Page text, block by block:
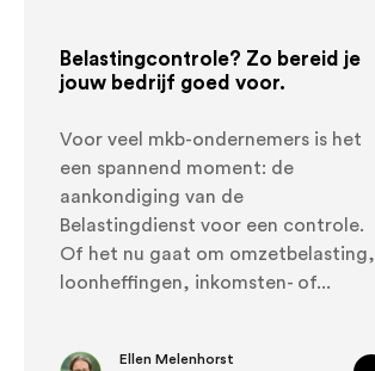
Belastingcontrole? Zo bereid je
jouw bedrijf goed voor.
Voor veel mkb-ondernemers is het
een spannend moment: de
aankondiging van de
Belastingdienst voor een controle.
Of het nu gaat om omzetbelasting,
loonheffingen, inkomsten- of
Ellen Melenhorst